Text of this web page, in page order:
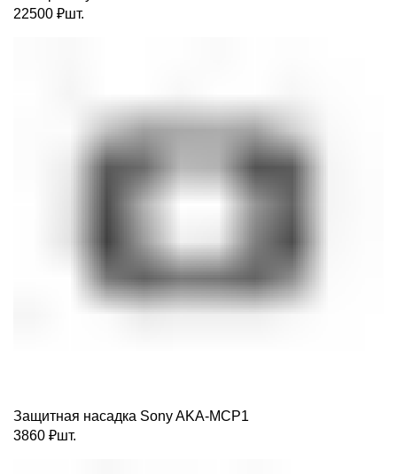
22500 ₽шт.
Защитная насадка Sony AKA-MCP1
3860 ₽шт.